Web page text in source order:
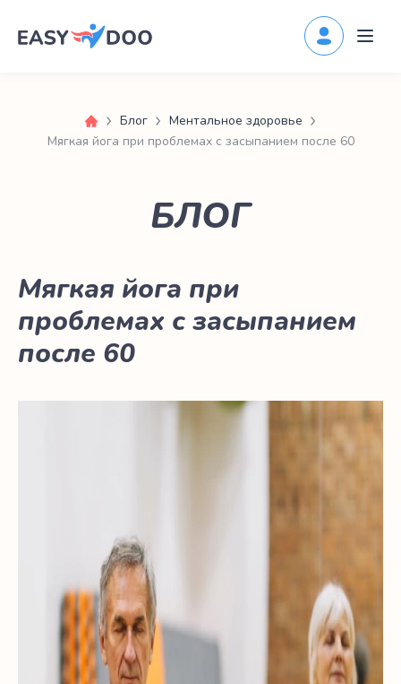
Блог
Ментальное здоровье
Мягкая йога при проблемах с засыпанием после 60
БЛОГ
Мягкая йога при
проблемах с засыпанием
после 60